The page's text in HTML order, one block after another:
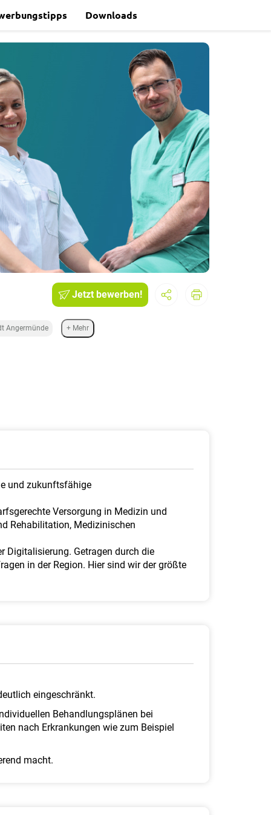
Downloads
Jetzt bewerben!
Angermünde + Mehr
und zukunftsfähige
Versorgung in Medizin und
Rehabilitation, Medizinischen
Digitalisierung. Getragen durch die
in der Region. Hier sind wir der größte
eingeschränkt.
Behandlungsplänen bei
nach Erkrankungen wie zum Beispiel
macht.